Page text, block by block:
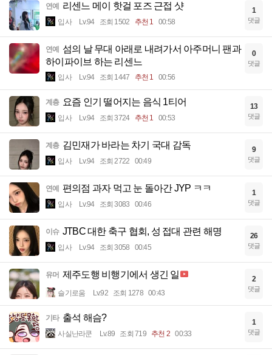
연예 리센느 메이 핫걸 포즈 근접 샷
입사 Lv.94 조회 1502 추천 1 00:58
1
댓글
연예
섬의 날 무대 아래로 내려가서 아주머니 팬과
하이파이브 하는 리센느
입사 Lv.94 조회 1447 추천 1 00:56
0
댓글
계층 요즘 인기 떨어지는 음식 1티어
입사 Lv.94 조회 3724 추천 1 00:53
13
댓글
계층 김민재가 바라는 차기 국대 감독
입사 Lv.94 조회 2722 00:49
9
댓글
연예 편의점 과자 먹고 눈 돌아간 JYP ㅋㅋ
입사 Lv.94 조회 3083 00:46
1
댓글
이슈 JTBC 대한 축구 협회, 성 접대 관련 해명
입사 Lv.94 조회 3058 00:45
26
댓글
유머 제주도행 비행기에서 생긴 일
슬기로움 Lv.92 조회 1278 00:43
2
댓글
기타 출석 해슴?
사실난라쿤 Lv.89 조회 719 추천 2 00:33
1
댓글